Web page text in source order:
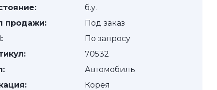
б.у.
продажи:
Под заказ
По запросу
70532
Автомобиль
Корея